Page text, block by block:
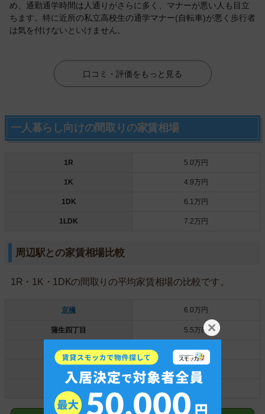
め、通勤通学時間は人通りがさらに多く、マナーが悪い人も目立
ちます。特に近所の私立高校生の通学マナー(自転車)が悪く歩行者
は気を付けないといけません。
口コミ・評価をもっと見る
一人暮らし向けの間取りの家賃相場
1R 5.0万円
1K 4.9万円
1DK 6.1万円
1LDK 7.2万円
周辺駅との家賃相場比較
1R・1K・1DKの間取りの平均家賃相場の比較です。
京橋 6.0万円
蒲生四丁目 5.5万円
☆今福鶴見☆ 5.2万円
5.1万円